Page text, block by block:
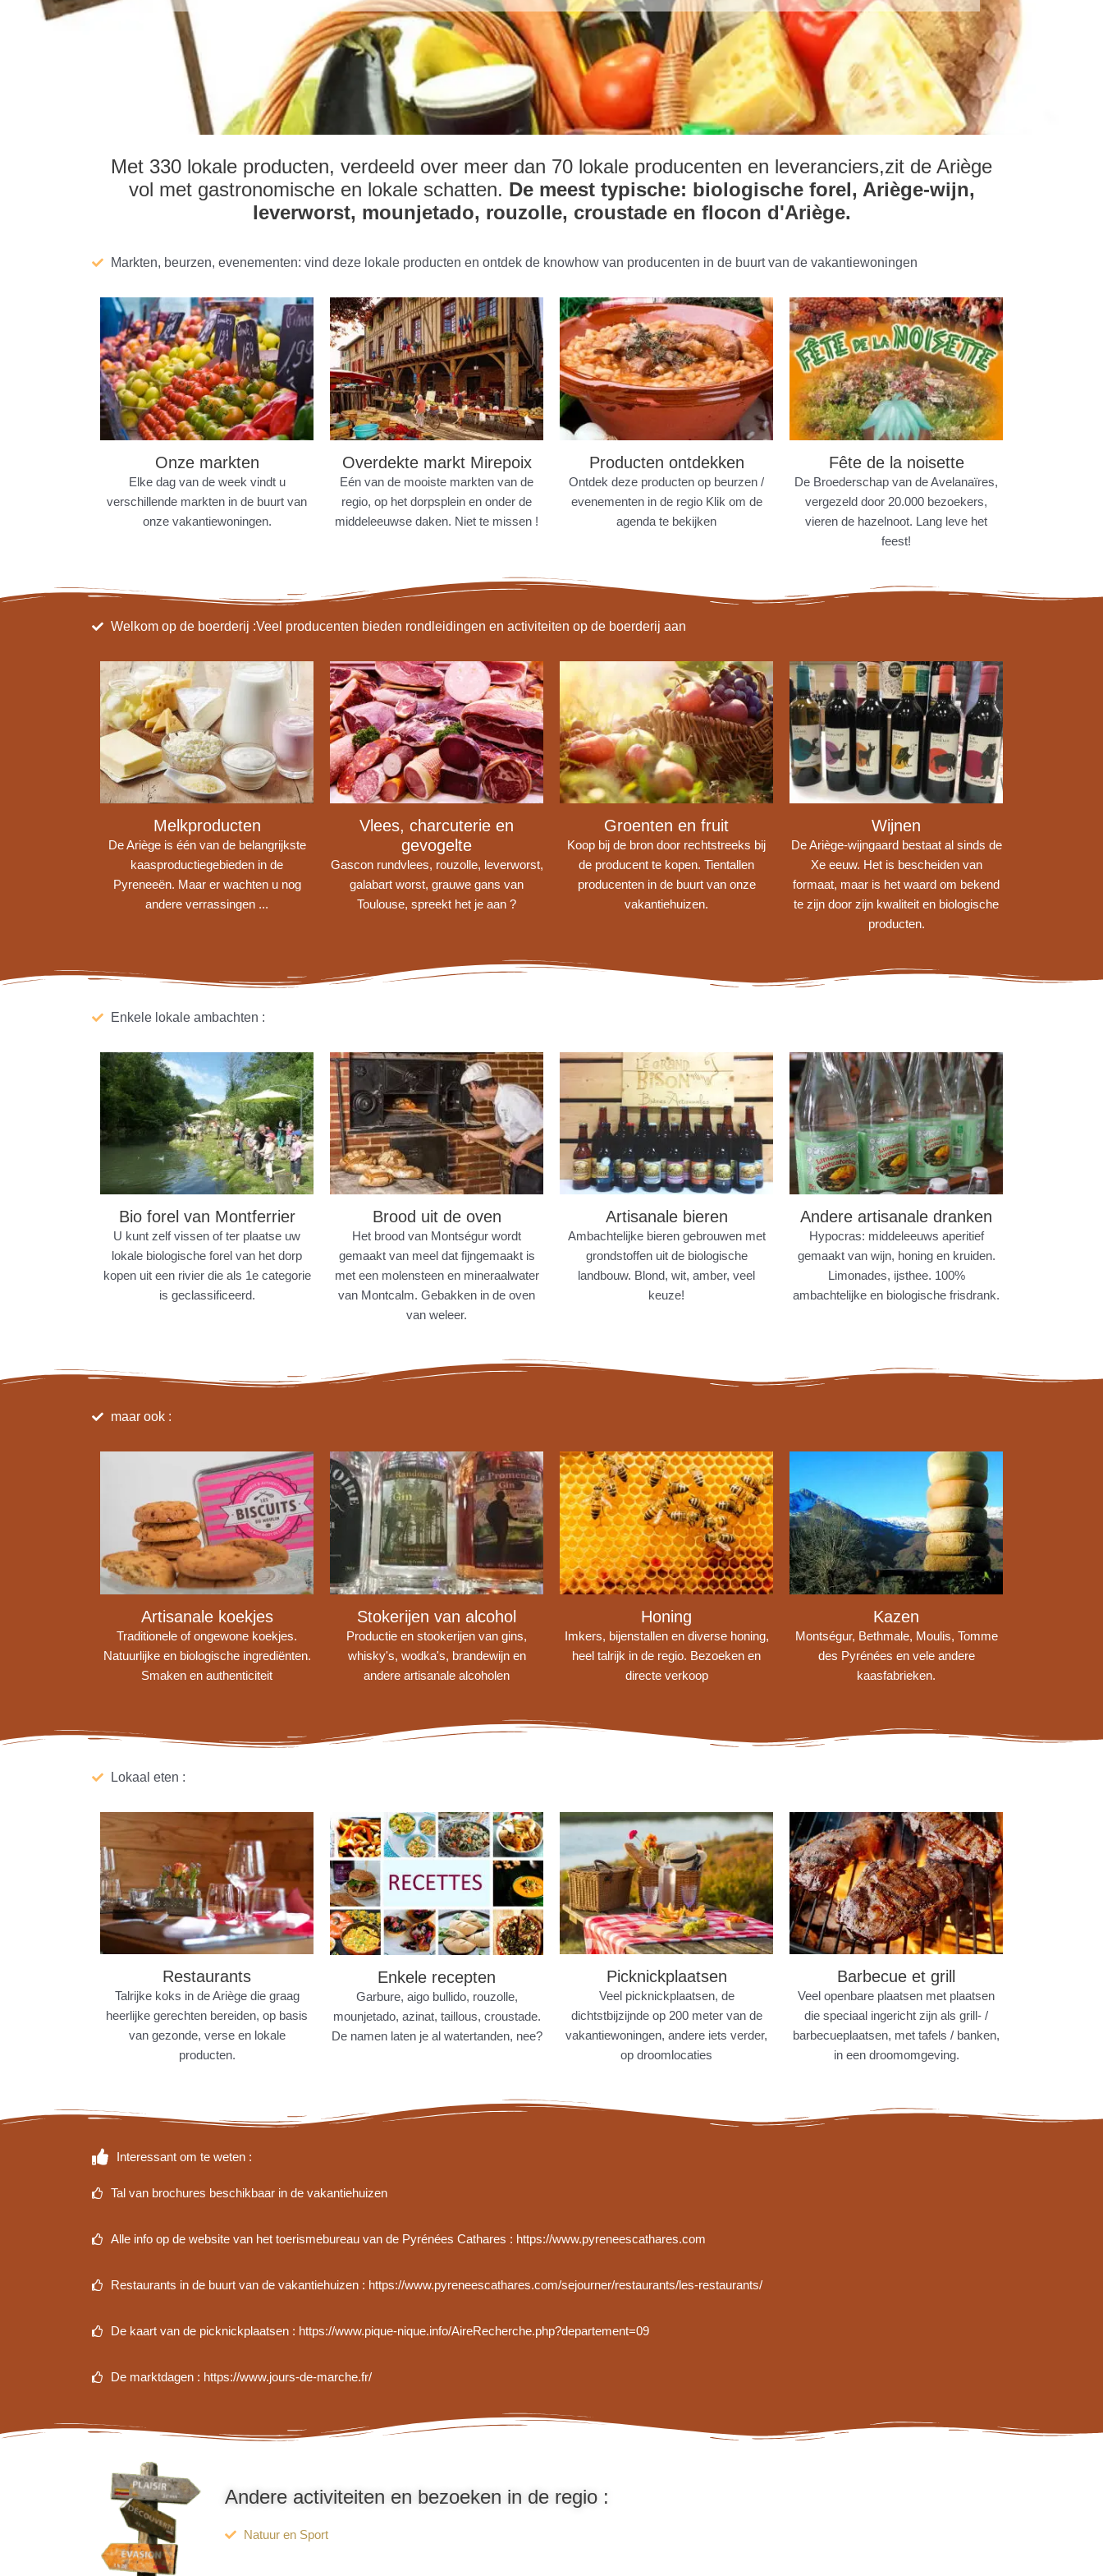
Met 330 lokale producten, verdeeld over meer dan 70 lokale producenten en leveranciers,zit de Ariège
vol met gastronomische en lokale schatten. De meest typische: biologische forel, Ariège-wijn,
leverworst, mounjetado, rouzolle, croustade en flocon d'Ariège.
Markten, beurzen, evenementen: vind deze lokale producten en ontdek de knowhow van producenten in de buurt van de vakantiewoningen
Onze markten
Elke dag van de week vindt u
verschillende markten in de buurt van
onze vakantiewoningen.
Overdekte markt Mirepoix
Eén van de mooiste markten van de
regio, op het dorpsplein en onder de
middeleeuwse daken. Niet te missen !
Producten ontdekken
Ontdek deze producten op beurzen /
evenementen in de regio Klik om de
agenda te bekijken
Fête de la noisette
De Broederschap van de Avelanaïres,
vergezeld door 20.000 bezoekers,
vieren de hazelnoot. Lang leve het
feest!
Welkom op de boerderij :Veel producenten bieden rondleidingen en activiteiten op de boerderij aan
Melkproducten
De Ariège is één van de belangrijkste
kaasproductiegebieden in de
Pyreneeën. Maar er wachten u nog
andere verrassingen ...
Vlees, charcuterie en
gevogelte
Gascon rundvlees, rouzolle, leverworst,
galabart worst, grauwe gans van
Toulouse, spreekt het je aan ?
Groenten en fruit
Koop bij de bron door rechtstreeks bij
de producent te kopen. Tientallen
producenten in de buurt van onze
vakantiehuizen.
Wijnen
De Ariège-wijngaard bestaat al sinds de
Xe eeuw. Het is bescheiden van
formaat, maar is het waard om bekend
te zijn door zijn kwaliteit en biologische
producten.
Enkele lokale ambachten :
Bio forel van Montferrier
U kunt zelf vissen of ter plaatse uw
lokale biologische forel van het dorp
kopen uit een rivier die als 1e categorie
is geclassificeerd.
Brood uit de oven
Het brood van Montségur wordt
gemaakt van meel dat fijngemaakt is
met een molensteen en mineraalwater
van Montcalm. Gebakken in de oven
van weleer.
Artisanale bieren
Ambachtelijke bieren gebrouwen met
grondstoffen uit de biologische
landbouw. Blond, wit, amber, veel
keuze!
Andere artisanale dranken
Hypocras: middeleeuws aperitief
gemaakt van wijn, honing en kruiden.
Limonades, ijsthee. 100%
ambachtelijke en biologische frisdrank.
maar ook :
Artisanale koekjes
Traditionele of ongewone koekjes.
Natuurlijke en biologische ingrediënten.
Smaken en authenticiteit
Stokerijen van alcohol
Productie en stookerijen van gins,
whisky's, wodka's, brandewijn en
andere artisanale alcoholen
Honing
Imkers, bijenstallen en diverse honing,
heel talrijk in de regio. Bezoeken en
directe verkoop
Kazen
Montségur, Bethmale, Moulis, Tomme
des Pyrénées en vele andere
kaasfabrieken.
Lokaal eten :
Restaurants
Talrijke koks in de Ariège die graag
heerlijke gerechten bereiden, op basis
van gezonde, verse en lokale
producten.
Enkele recepten
Garbure, aigo bullido, rouzolle,
mounjetado, azinat, taillous, croustade.
De namen laten je al watertanden, nee?
Picknickplaatsen
Veel picknickplaatsen, de
dichtstbijzijnde op 200 meter van de
vakantiewoningen, andere iets verder,
op droomlocaties
Barbecue et grill
Veel openbare plaatsen met plaatsen
die speciaal ingericht zijn als grill- /
barbecueplaatsen, met tafels / banken,
in een droomomgeving.
Interessant om te weten :
Tal van brochures beschikbaar in de vakantiehuizen
Alle info op de website van het toerismebureau van de Pyrénées Cathares : https://www.pyreneescathares.com
Restaurants in de buurt van de vakantiehuizen : https://www.pyreneescathares.com/sejourner/restaurants/les-restaurants/
De kaart van de picknickplaatsen : https://www.pique-nique.info/AireRecherche.php?departement=09
De marktdagen : https://www.jours-de-marche.fr/
Andere activiteiten en bezoeken in de regio :
Natuur en Sport